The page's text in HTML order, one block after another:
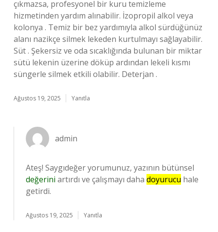
çıkmazsa, profesyonel bir kuru temizleme
hizmetinden yardım alınabilir. İzopropil alkol veya
kolonya . Temiz bir bez yardımıyla alkol sürdüğünüz
alanı nazikçe silmek lekeden kurtulmayı sağlayabilir.
Süt . Şekersiz ve oda sıcaklığında bulunan bir miktar
sütü lekenin üzerine döküp ardından lekeli kısmı
süngerle silmek etkili olabilir. Deterjan .
Ağustos 19, 2025 Yanıtla
admin
Ateş! Saygıdeğer yorumunuz, yazının bütünsel
değerini artırdı ve çalışmayı daha doyurucu hale
getirdi.
Ağustos 19, 2025 Yanıtla